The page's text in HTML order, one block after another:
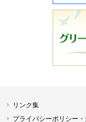
リンク集
プライバシーポリシー